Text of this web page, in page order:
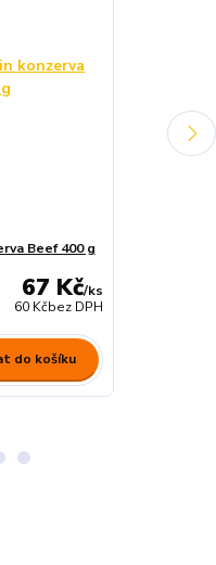
Beef 400 g
67 Kč/ks
60 Kčbez DPH
do košíku